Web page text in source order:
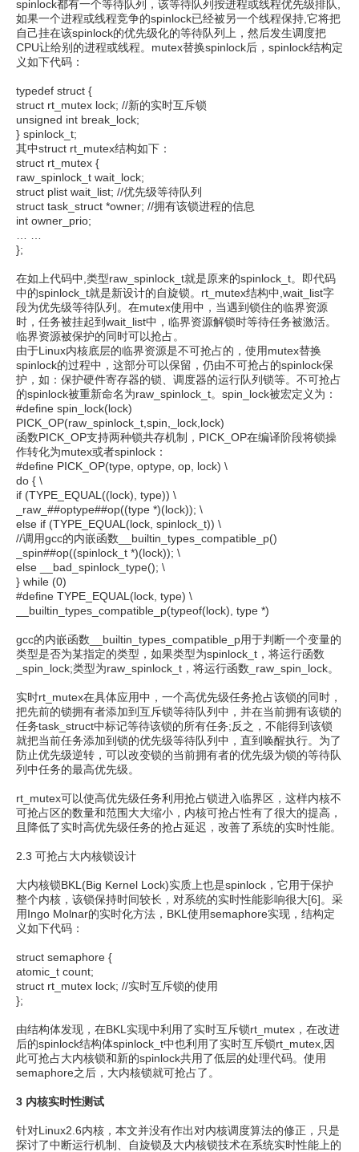
spinlock都有一个等待队列，该等待队列按进程或线程优先级排队,
如果一个进程或线程竞争的spinlock已经被另一个线程保持,它将把
自己挂在该spinlock的优先级化的等待队列上，然后发生调度把
CPU让给别的进程或线程。mutex替换spinlock后，spinlock结构定
义如下代码：
typedef struct {
struct rt_mutex lock; //新的实时互斥锁
unsigned int break_lock;
} spinlock_t;
其中struct rt_mutex结构如下：
struct rt_mutex {
raw_spinlock_t wait_lock;
struct plist wait_list; //优先级等待队列
struct task_struct *owner; //拥有该锁进程的信息
int owner_prio;
};
在如上代码中,类型raw_spinlock_t就是原来的spinlock_t。即代码
中的spinlock_t就是新设计的自旋锁。rt_mutex结构中,wait_list字
段为优先级等待队列。在mutex使用中，当遇到锁住的临界资源
时，任务被挂起到wait_list中，临界资源解锁时等待任务被激活。
临界资源被保护的同时可以抢占。
由于Linux内核底层的临界资源是不可抢占的，使用mutex替换
spinlock的过程中，这部分可以保留，仍由不可抢占的spinlock保
护，如：保护硬件寄存器的锁、调度器的运行队列锁等。不可抢占
的spinlock被重新命名为raw_spinlock_t。spin_lock被宏定义为：
#define spin_lock(lock)
PICK_OP(raw_spinlock_t,spin,_lock,lock)
函数PICK_OP支持两种锁共存机制，PICK_OP在编译阶段将锁操
作转化为mutex或者spinlock：
#define PICK_OP(type, optype, op, lock) \
do { \
if (TYPE_EQUAL((lock), type)) \
_raw_##optype##op((type *)(lock)); \
else if (TYPE_EQUAL(lock, spinlock_t)) \
//调用gcc的内嵌函数__builtin_types_compatible_p()
_spin##op((spinlock_t *)(lock)); \
else __bad_spinlock_type(); \
} while (0)
#define TYPE_EQUAL(lock, type) \
__builtin_types_compatible_p(typeof(lock), type *)
gcc的内嵌函数__builtin_types_compatible_p用于判断一个变量的
类型是否为某指定的类型，如果类型为spinlock_t，将运行函数
_spin_lock;类型为raw_spinlock_t，将运行函数_raw_spin_lock。
实时rt_mutex在具体应用中，一个高优先级任务抢占该锁的同时，
把先前的锁拥有者添加到互斥锁等待队列中，并在当前拥有该锁的
任务task_struct中标记等待该锁的所有任务;反之，不能得到该锁
就把当前任务添加到锁的优先级等待队列中，直到唤醒执行。为了
防止优先级逆转，可以改变锁的当前拥有者的优先级为锁的等待队
列中任务的最高优先级。
rt_mutex可以使高优先级任务利用抢占锁进入临界区，这样内核不
可抢占区的数量和范围大大缩小，内核可抢占性有了很大的提高，
且降低了实时高优先级任务的抢占延迟，改善了系统的实时性能。
2.3 可抢占大内核锁设计
大内核锁BKL(Big Kernel Lock)实质上也是spinlock，它用于保护
整个内核，该锁保持时间较长，对系统的实时性能影响很大[6]。采
用Ingo Molnar的实时化方法，BKL使用semaphore实现，结构定
义如下代码：
struct semaphore {
atomic_t count;
struct rt_mutex lock; //实时互斥锁的使用
};
由结构体发现，在BKL实现中利用了实时互斥锁rt_mutex，在改进
后的spinlock结构体spinlock_t中也利用了实时互斥锁rt_mutex,因
此可抢占大内核锁和新的spinlock共用了低层的处理代码。使用
semaphore之后，大内核锁就可抢占了。
3 内核实时性测试
针对Linux2.6内核，本文并没有作出对内核调度算法的修正，只是
探讨了中断运行机制、自旋锁及大内核锁技术在系统实时性能上的